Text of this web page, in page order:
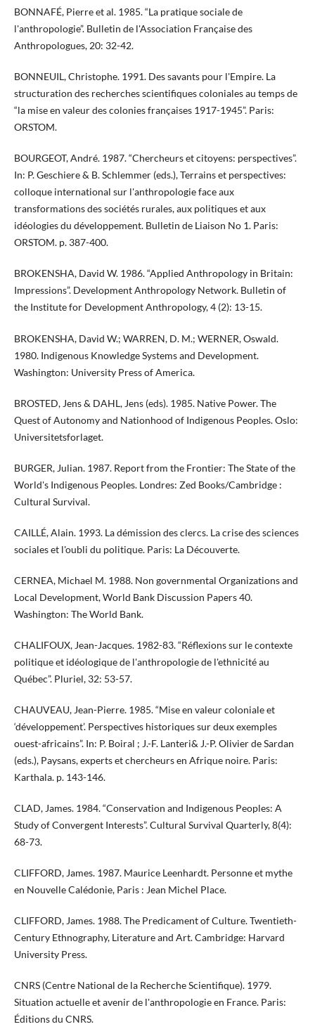
BONNAFÉ, Pierre et al. 1985. “La pratique sociale de
l'anthropologie”. Bulletin de l'Association Française des
Anthropologues, 20: 32-42.
BONNEUIL, Christophe. 1991. Des savants pour l'Empire. La
structuration des recherches scientifiques coloniales au temps de
“la mise en valeur des colonies françaises 1917-1945”. Paris:
ORSTOM.
BOURGEOT, André. 1987. “Chercheurs et citoyens: perspectives”.
In: P. Geschiere & B. Schlemmer (eds.), Terrains et perspectives:
colloque international sur l'anthropologie face aux
transformations des sociétés rurales, aux politiques et aux
idéologies du développement. Bulletin de Liaison No 1. Paris:
ORSTOM. p. 387-400.
BROKENSHA, David W. 1986. “Applied Anthropology in Britain:
Impressions”. Development Anthropology Network. Bulletin of
the Institute for Development Anthropology, 4 (2): 13-15.
BROKENSHA, David W.; WARREN, D. M.; WERNER, Oswald.
1980. Indigenous Knowledge Systems and Development.
Washington: University Press of America.
BROSTED, Jens & DAHL, Jens (eds). 1985. Native Power. The
Quest of Autonomy and Nationhood of Indigenous Peoples. Oslo:
Universitetsforlaget.
BURGER, Julian. 1987. Report from the Frontier: The State of the
World's Indigenous Peoples. Londres: Zed Books/Cambridge :
Cultural Survival.
CAILLÉ, Alain. 1993. La démission des clercs. La crise des sciences
sociales et l'oubli du politique. Paris: La Découverte.
CERNEA, Michael M. 1988. Non governmental Organizations and
Local Development, World Bank Discussion Papers 40.
Washington: The World Bank.
CHALIFOUX, Jean-Jacques. 1982-83. “Réflexions sur le contexte
politique et idéologique de l'anthropologie de l'ethnicité au
Québec”. Pluriel, 32: 53-57.
CHAUVEAU, Jean-Pierre. 1985. “Mise en valeur coloniale et
‘développement’. Perspectives historiques sur deux exemples
ouest-africains”. In: P. Boiral ; J.-F. Lanteri& J.-P. Olivier de Sardan
(eds.), Paysans, experts et chercheurs en Afrique noire. Paris:
Karthala. p. 143-146.
CLAD, James. 1984. “Conservation and Indigenous Peoples: A
Study of Convergent Interests”. Cultural Survival Quarterly, 8(4):
68-73.
CLIFFORD, James. 1987. Maurice Leenhardt. Personne et mythe
en Nouvelle Calédonie, Paris : Jean Michel Place.
CLIFFORD, James. 1988. The Predicament of Culture. Twentieth-
Century Ethnography, Literature and Art. Cambridge: Harvard
University Press.
CNRS (Centre National de la Recherche Scientifique). 1979.
Situation actuelle et avenir de l'anthropologie en France. Paris:
Éditions du CNRS.